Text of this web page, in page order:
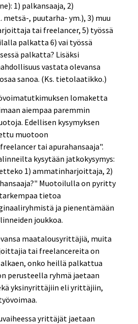
1) palkansaaja, 2)
, puutarha- ym.), 3) muu
tai freelancer, 5) työssä
palkatta 6) vai työssä
palkatta? Lisäksi
vastata olevansa
sanoa. (Ks. tietolaatikko.)
lomaketta
aiempaa paremmin
Edellisen kysymyksen
muotoon
tai apurahansaaja".
kysytään jatkokysymys:
1) ammatinharjoittaja, 2)
Muotoilulla on pyritty
tietoa
ja pienentämään
joukkoa.
maatalousyrittäjiä, muita
tai freelancereita on
onko heillä palkattua
perusteella ryhmä jaetaan
yksinyrittäjiin eli yrittäjiin,
yrittäjät jaetaan